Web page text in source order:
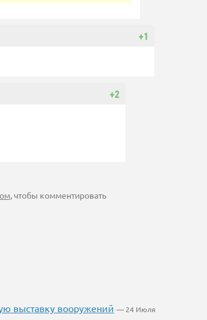
+1
+2
, чтобы комментировать
выставку вооружений — 24 Июля